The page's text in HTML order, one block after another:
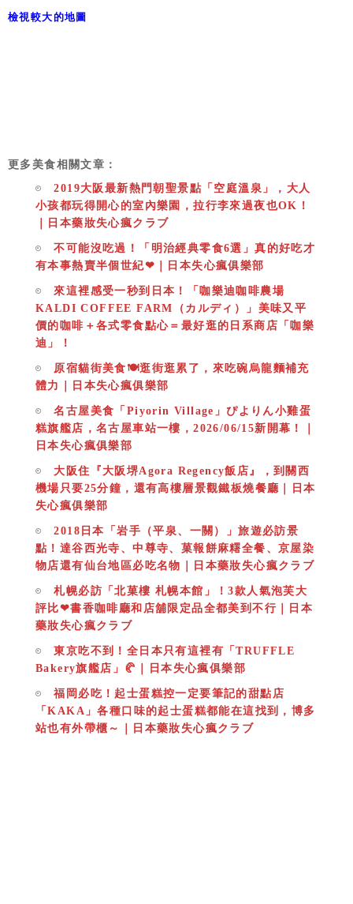
檢視較大的地圖
更多美食相關文章：
2019大阪最新熱門朝聖景點「空庭溫泉」，大人
小孩都玩得開心的室內樂園，拉行李來過夜也OK！
｜日本藥妝失心瘋クラブ
不可能沒吃過！「明治經典零食6選」真的好吃才
有本事熱賣半個世紀❤｜日本失心瘋俱樂部
來這裡感受一秒到日本！「咖樂迪咖啡農場
KALDI COFFEE FARM（カルディ）」美味又平
價的咖啡＋各式零食點心＝最好逛的日系商店「咖樂
迪」！
原宿貓街美食🍽逛街逛累了，來吃碗烏龍麵補充
體力｜日本失心瘋俱樂部
名古屋美食「Piyorin Village」ぴよりん小雞蛋
糕旗艦店，名古屋車站一樓，2026/06/15新開幕！｜
日本失心瘋俱樂部
大阪住『大阪堺Agora Regency飯店』，到關西
機場只要25分鐘，還有高樓層景觀鐵板燒餐廳｜日本
失心瘋俱樂部
2018日本「岩手（平泉、一關）」旅遊必訪景
點！達谷西光寺、中尊寺、菓報餅麻糬全餐、京屋染
物店還有仙台地區必吃名物｜日本藥妝失心瘋クラブ
札幌必訪「北菓樓 札幌本館」！3款人氣泡芙大
評比❤書香咖啡廳和店舖限定品全都美到不行｜日本
藥妝失心瘋クラブ
東京吃不到！全日本只有這裡有「TRUFFLE
Bakery旗艦店」🥐｜日本失心瘋俱樂部
福岡必吃！起士蛋糕控一定要筆記的甜點店
「KAKA」各種口味的起士蛋糕都能在這找到，博多
站也有外帶櫃～｜日本藥妝失心瘋クラブ